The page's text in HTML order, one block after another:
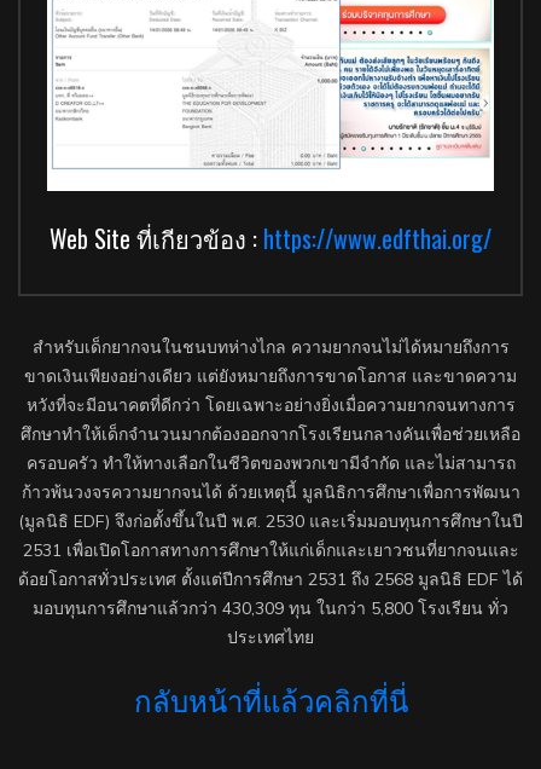
Web Site ที่เกียวข้อง : https://www.edfthai.org/
สำหรับเด็กยากจนในชนบทห่างไกล ความยากจนไม่ได้หมายถึงการ
ขาดเงินเพียงอย่างเดียว แต่ยังหมายถึงการขาดโอกาส และขาดความ
หวังที่จะมีอนาคตที่ดีกว่า โดยเฉพาะอย่างยิ่งเมื่อความยากจนทางการ
ศึกษาทำให้เด็กจำนวนมากต้องออกจากโรงเรียนกลางคันเพื่อช่วยเหลือ
ครอบครัว ทำให้ทางเลือกในชีวิตของพวกเขามีจำกัด และไม่สามารถ
ก้าวพ้นวงจรความยากจนได้ ด้วยเหตุนี้ มูลนิธิการศึกษาเพื่อการพัฒนา
(มูลนิธิ EDF) จึงก่อตั้งขึ้นในปี พ.ศ. 2530 และเริ่มมอบทุนการศึกษาในปี
2531 เพื่อเปิดโอกาสทางการศึกษาให้แก่เด็กและเยาวชนที่ยากจนและ
ด้อยโอกาสทั่วประเทศ ตั้งแต่ปีการศึกษา 2531 ถึง 2568 มูลนิธิ EDF ได้
มอบทุนการศึกษาแล้วกว่า 430,309 ทุน ในกว่า 5,800 โรงเรียน ทั่ว
ประเทศไทย
กลับหน้าที่แล้วคลิกที่นี่